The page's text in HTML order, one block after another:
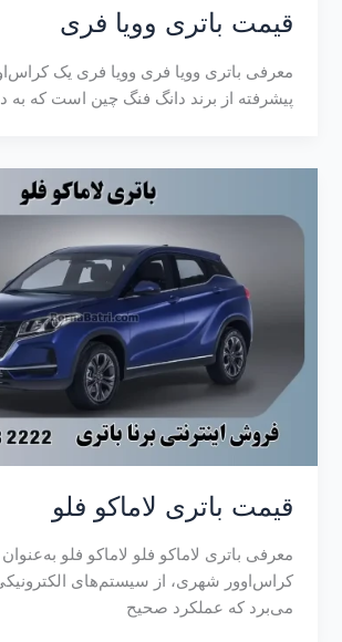
قیمت باتری وویا فری
معرفی باتری وویا فری وویا فری یک
پیشرفته از برند دانگ فنگ چین است که به
قیمت باتری لاماکو فلو
معرفی باتری لاماکو فلو لاماکو فلو
کراس‌اوور شهری، از سیستم‌های
می‌برد که عملکرد صحیح